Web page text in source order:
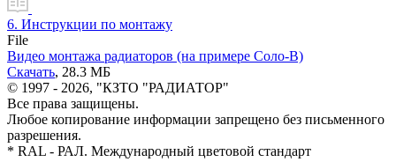
6. Инструкции по монтажу
File
Видео монтажа радиаторов (на примере Соло-В)
Скачать, 28.3 MБ
© 1997 - 2026, "КЗТО "РАДИАТОР"
Все права защищены.
Любое копирование информации запрещено без письменного
разрешения.
* RAL - РАЛ. Международный цветовой стандарт